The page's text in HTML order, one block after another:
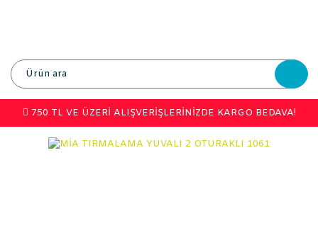
750 TL VE ÜZERİ ALIŞVERİŞLERİNİZDE KARGO BEDAVA!